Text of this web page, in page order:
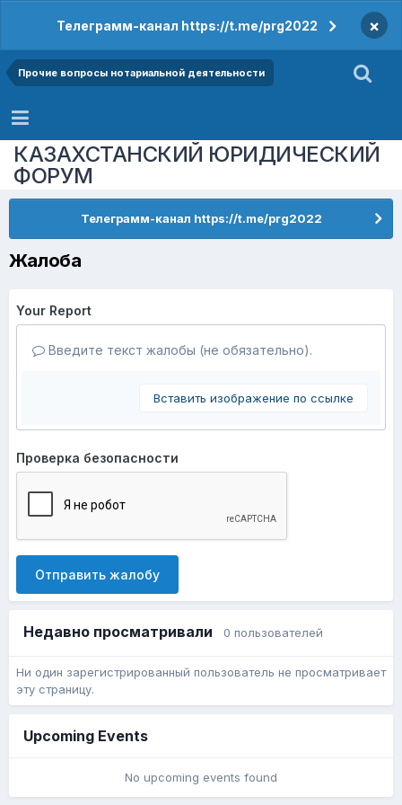
Телеграмм-канал https://t.me/prg2022 ×
Прочие вопросы нотариальной деятельности
КАЗАХСТАНСКИЙ ЮРИДИЧЕСКИЙ
ФОРУМ
Телеграмм-канал https://t.me/prg2022
Жалоба
Your Report
Введите текст жалобы (не обязательно).
Вставить изображение по ссылке
Проверка безопасности
Отправить жалобу
Недавно просматривали 0 пользователей
Ни один зарегистрированный пользователь не просматривает
эту страницу.
Upcoming Events
No upcoming events found